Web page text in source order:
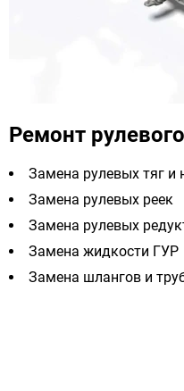
Ремонт
Замена рулевых тяг и
Замена рулевых реек
Замена рулевых
Замена жидкости ГУР
Замена шлангов и